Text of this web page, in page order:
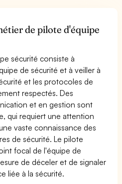
de pilote d'équipe
sécurité consiste à
de sécurité et à veiller à
et les protocoles de
respectés. Des
et en gestion sont
qui requiert une attention
vaste connaissance des
de sécurité. Le pilote
focal de l'équipe de
de déceler et de signaler
liée à la sécurité.